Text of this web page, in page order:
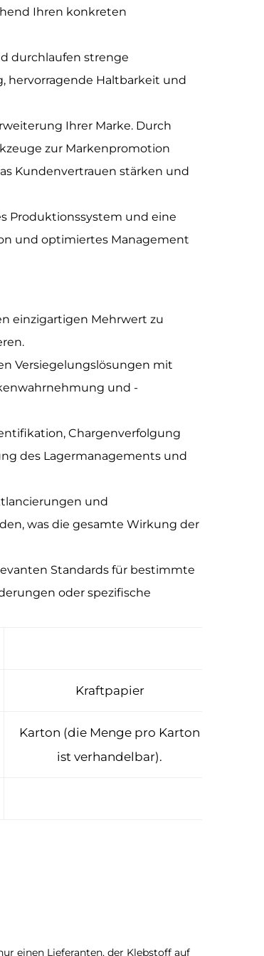
Ihren konkreten
durchlaufen strenge
hervorragende Haltbarkeit und
Ihrer Marke. Durch
zur Markenpromotion
Kundenvertrauen stärken und
Produktionssystem und eine
und optimiertes Management
einzigartigen Mehrwert zu
Versiegelungslösungen mit
und -
Chargenverfolgung
des Lagermanagements und
und
was die gesamte Wirkung der
Standards für bestimmte
oder spezifische
Kraftpapier
Karton (die Menge pro Karton
ist verhandelbar).
einen Lieferanten, der Klebstoff auf